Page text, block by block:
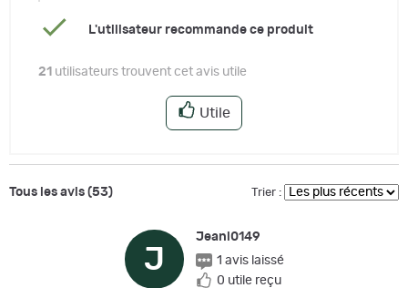
L'utilisateur recommande ce produit
21 utilisateurs trouvent cet avis utile
Utile
Tous les avis (53) Trier :
J
Jeanl0149
1 avis laissé
0 utile reçu